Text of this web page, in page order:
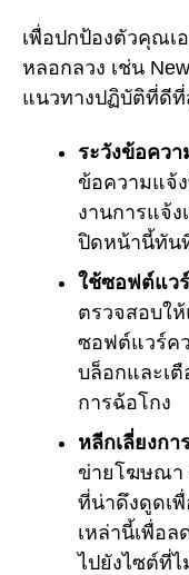
เพื่อปกป้องตัวคุณเ
หลอกลวง เช่น
แนวทางปฏิบัติที่ดีที่
ระวังข้อคว
ข้อความแจ้
งานการแจ้
ปิดหน้านี้ทัน
ใช้ซอฟต์แว
ตรวจสอบใ
ซอฟต์แวร์ค
บล็อกและเ
การฉ้อโกง
หลีกเลี่ยงก
ข่ายโฆษณา
ที่น่าดึงดูดเพื่
เหล่านี้เพื่อล
ไปยังไซต์ที่